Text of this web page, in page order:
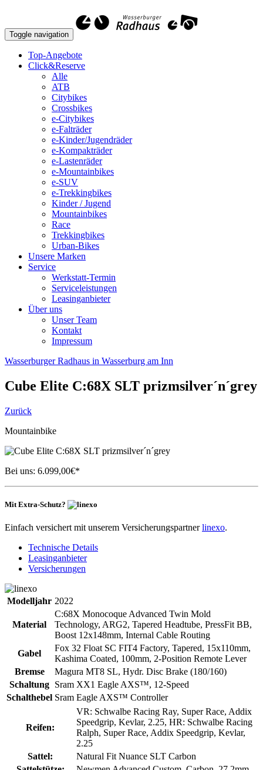
Toggle navigation
Top-Angebote
Click&Reserve
Alle
ATB
Citybikes
Crossbikes
e-Citybikes
e-Falträder
e-Kinder/Jugendräder
e-Kompakträder
e-Lastenräder
e-Mountainbikes
e-SUV
e-Trekkingbikes
Kinder / Jugend
Mountainbikes
Race
Trekkingbikes
Urban-Bikes
Unsere Marken
Service
Werkstatt-Termin
Serviceleistungen
Leasinganbieter
Über uns
Unser Team
Kontakt
Impressum
Wasserburger Radhaus in Wasserburg am Inn
Cube Elite C:68X SLT prizmsilver´n´grey
Zurück
Mountainbike
Bei uns: 6.099,00€*
Mit Extra-Schutz?
Einfach versichert mit unserem Versicherungspartnerlinexo.
Technische Details
Leasinganbieter
Versicherungen
Modelljahr 2022
Material
C:68X Monocoque Advanced Twin Mold
Technology, ARG2, Tapered Headtube, PressFit BB,
Boost 12x148mm, Internal Cable Routing
Gabel
Fox 32 Float SC FIT4 Factory, Tapered, 15x110mm,
Kashima Coated, 100mm, 2-Position Remote Lever
Bremse
Magura MT8 SL, Hydr. Disc Brake (180/160)
Schaltung Sram XX1 Eagle AXS™, 12-Speed
Schalthebel Sram Eagle AXS™ Controller
Reifen:
VR: Schwalbe Racing Ray, Super Race, Addix
Speedgrip, Kevlar, 2.25, HR: Schwalbe Racing
Ralph, Super Race, Addix Speedgrip, Kevlar,
2.25
Sattel:
Natural Fit Nuance SLT Carbon